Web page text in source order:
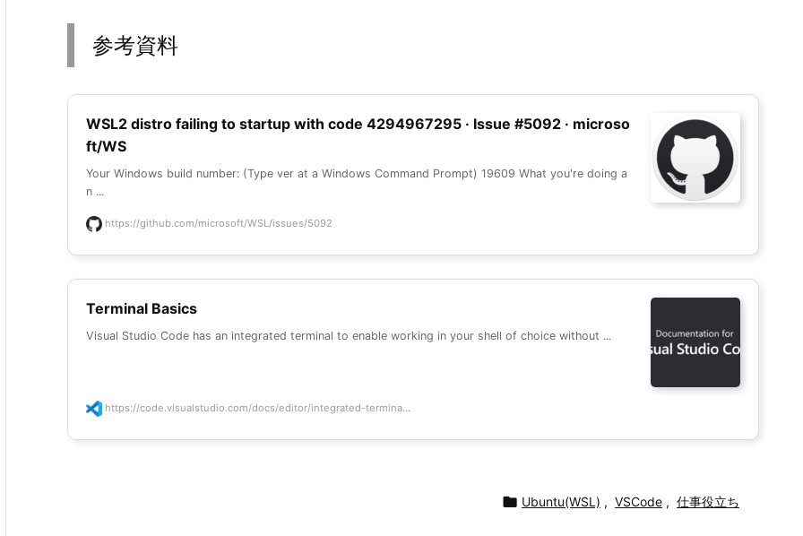
参考資料
WSL2 distro failing to startup with code 4294967295 · Issue #5092 · microso
ft/WS
Your Windows build number: (Type ver at a Windows Command Prompt) 19609 What you're doing a
n ...
https://github.com/microsoft/WSL/issues/5092
Terminal Basics
Visual Studio Code has an integrated terminal to enable working in your shell of choice without ...
https://code.visualstudio.com/docs/editor/integrated-termina...
 Ubuntu(WSL) , VSCode , 仕事役立ち